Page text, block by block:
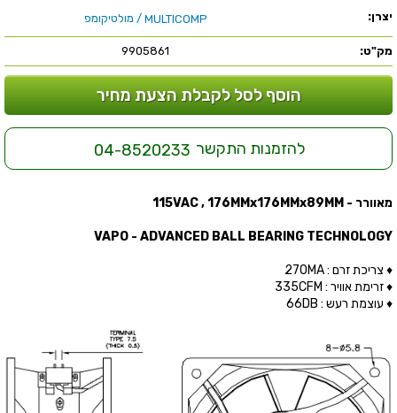
יצרן: MULTICOMP / מולטיקומפ
מק"ט: 9905861
הוסף לסל לקבלת הצעת מחיר
להזמנות התקשר 04-8520233
מאוורר - 115VAC , 176MMx176MMx89MM
VAPO - ADVANCED BALL BEARING TECHNOLOGY
♦ צריכת זרם : 270MA
♦ זרימת אוויר : 335CFM
♦ עוצמת רעש : 66DB